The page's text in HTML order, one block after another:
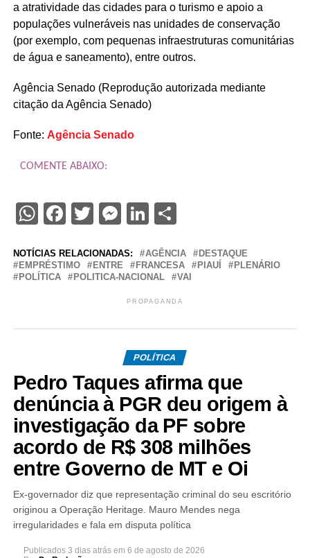
a atratividade das cidades para o turismo e apoio a
populações vulneráveis nas unidades de conservação
(por exemplo, com pequenas infraestruturas comunitárias
de água e saneamento), entre outros.
Agência Senado (Reprodução autorizada mediante
citação da Agência Senado)
Fonte: Agência Senado
COMENTE ABAIXO:
WhatsApp
Facebook
Twitter
Messenger
LinkedIn
Share
NOTÍCIAS RELACIONADAS: AGÊNCIA
DESTAQUE
EMPRÉSTIMO
ENTRE FRANCESA PIAUÍ
PLENÁRIO
POLÍTICA
POLITICA-NACIONAL VAI
PROPAGANDA
POLÍTICA
Pedro Taques afirma que
denúncia à PGR deu origem à
investigação da PF sobre
acordo de R$ 308 milhões
entre Governo de MT e Oi
Ex-governador diz que representação criminal do seu escritório
originou a Operação Heritage. Mauro Mendes nega
irregularidades e fala em disputa política
Publicados 3 dias atrás em 6 de agosto de 2026